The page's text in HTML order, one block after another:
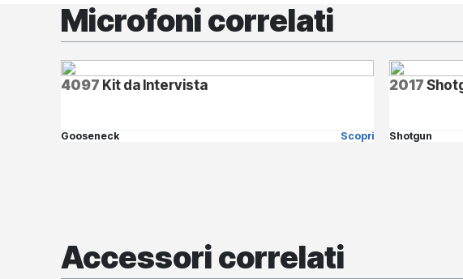
Microfoni correlati
4097 Kit da Intervista
Gooseneck Scopri
2017
Shotgun
Accessori correlati